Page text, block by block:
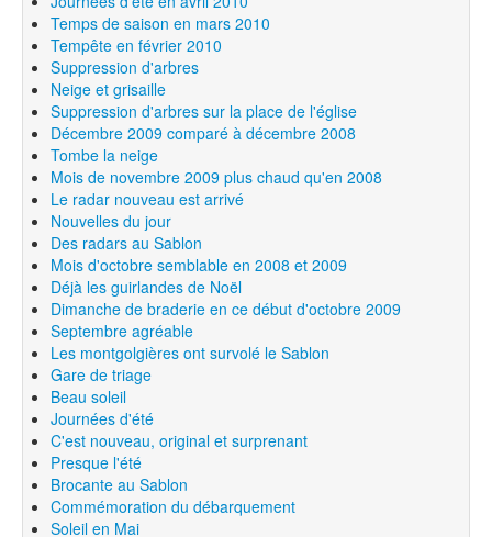
Temps de saison en mars 2010
Tempête en février 2010
Suppression d'arbres
Neige et grisaille
Suppression d'arbres sur la place de l'église
Décembre 2009 comparé à décembre 2008
Tombe la neige
Mois de novembre 2009 plus chaud qu'en 2008
Le radar nouveau est arrivé
Nouvelles du jour
Des radars au Sablon
Mois d'octobre semblable en 2008 et 2009
Déjà les guirlandes de Noël
Dimanche de braderie en ce début d'octobre 2009
Septembre agréable
Les montgolgières ont survolé le Sablon
Gare de triage
Beau soleil
Journées d'été
C'est nouveau, original et surprenant
Presque l'été
Brocante au Sablon
Commémoration du débarquement
Soleil en Mai